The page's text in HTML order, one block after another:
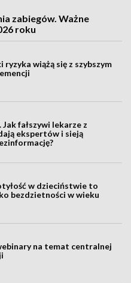
zabiegów. Ważne
roku
ryzyka wiążą się z szybszym
fałszywi lekarze z
ekspertów i sieją
w dzieciństwie to
bezdzietności w wieku
na temat centralnej